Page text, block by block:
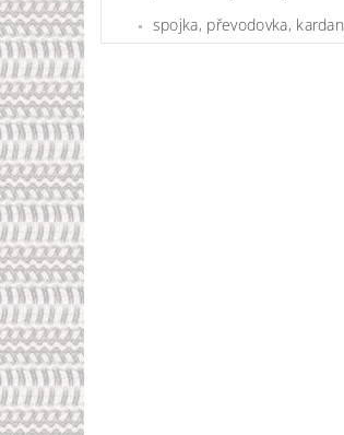
spojka, převodovka, kardan